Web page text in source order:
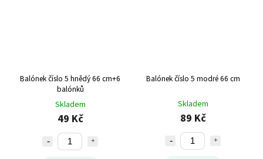
Balónek číslo 5 hnědý 66 cm+6
balónků
Skladem
49 Kč
Balónek číslo 5 modré 66 cm
Skladem
89 Kč